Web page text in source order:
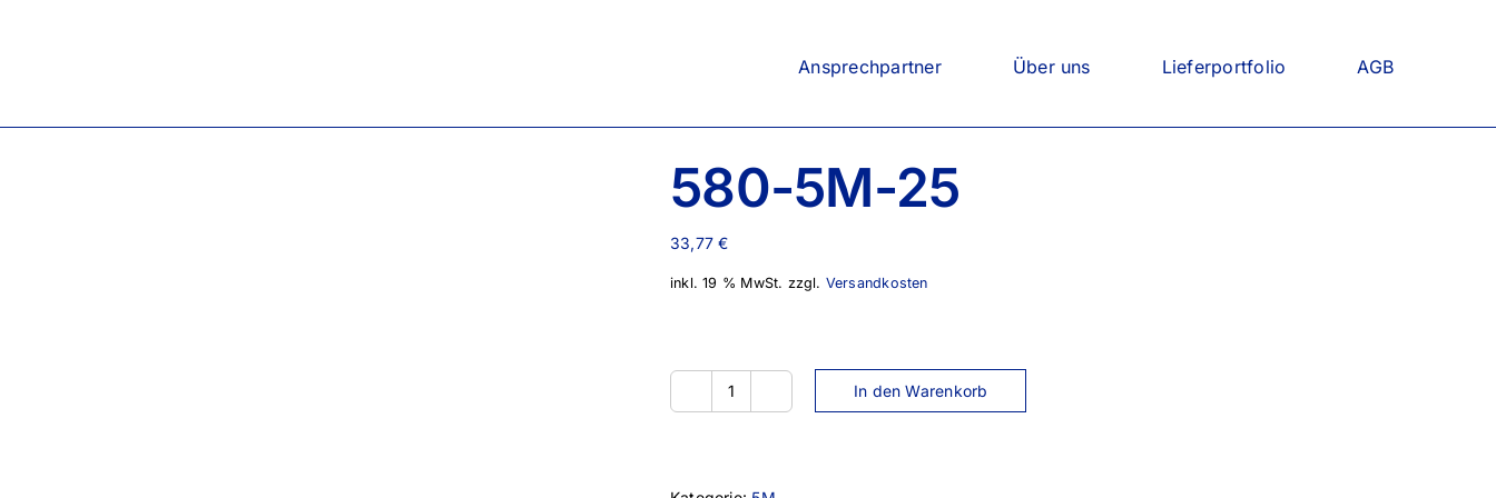
Ansprechpartner Über uns Lieferportfolio AGB
580-5M-25
33,77€
inkl. 19 % MwSt. zzgl. Versandkosten
580-
In den Warenkorb